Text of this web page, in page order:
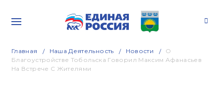
Главная Наша Деятельность Новости
О
Благоустройстве Тобольска Говорил Максим Афанасьев
На Встрече С Жителями